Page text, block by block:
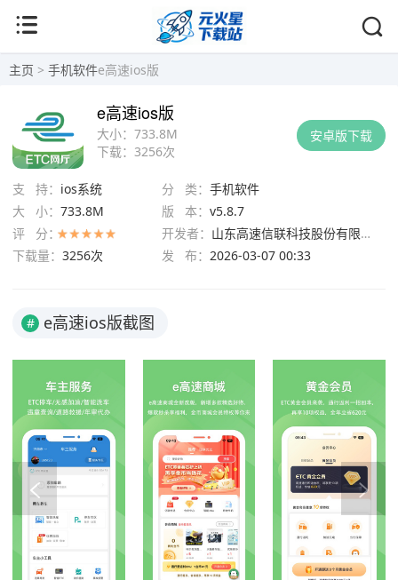
主页 > 手机软件e高速ios版
安卓版下载
大小： 733.8M
下载： 3256次
e高速ios版
支 持： ios系统 分 类： 手机软件
大 小： 733.8M 版 本： v5.8.7
评 分：
开发者： 山东高速信联科技股份有限公司
下载量： 3256次 发 布： 2026-03-07 00:33
# e高速ios版截图